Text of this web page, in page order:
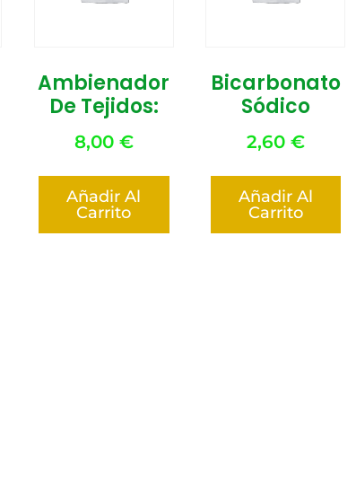
Ambienador
De Tejidos:
8,00 €
Añadir Al
Carrito
Bicarbonato
Sódico
2,60 €
Añadir Al
Carrito